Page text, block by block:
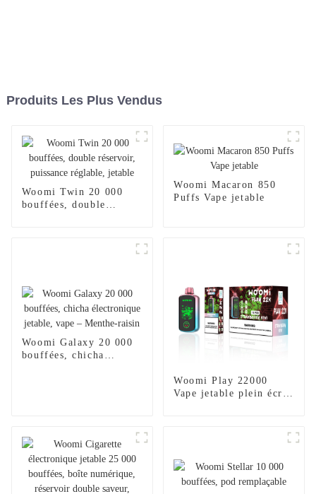
Produits Les Plus Vendus
Woomi Twin 20 000
bouffées, double
Woomi Macaron 850
Puffs Vape jetable
Woomi Galaxy 20 000
bouffées, chicha
Woomi Play 22000
Vape jetable plein écran